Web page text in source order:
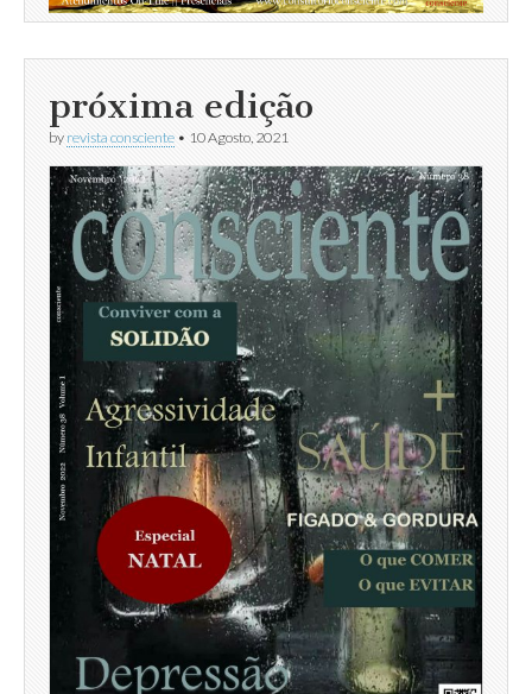
próxima edição
by revista consciente • 10 Agosto, 2021